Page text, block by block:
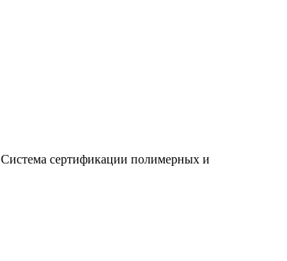
Система сертификации полимерных и